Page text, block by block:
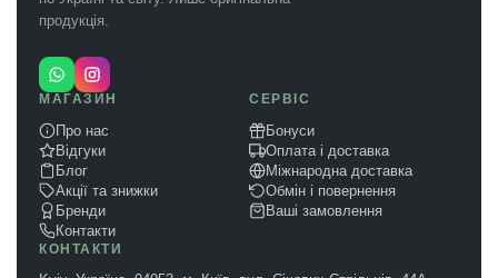
продукція.
МАГАЗИН
Про нас
Відгуки
Блог
Акції та знижки
Бренди
Контакти
СЕРВІС
Бонуси
Оплата і доставка
Міжнародна доставка
Обмін і повернення
Ваші замовлення
КОНТАКТИ